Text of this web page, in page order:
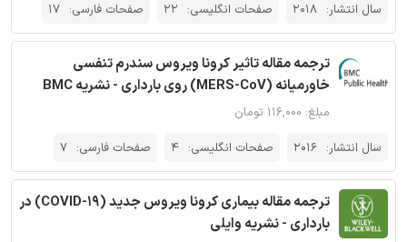
سال انتشار: 2018 صفحات انگلیسی: 22 صفحات فارسی: 17
ترجمه مقاله تاثیر کرونا ویروس سندرم تنفسی
خاورمیانه (MERS-CoV) روی بارداری - نشریه BMC
مبلغ: ۱۱۶,۰۰۰ تومان
سال انتشار: 2016 صفحات انگلیسی: 4 صفحات فارسی: 7
ترجمه مقاله بیماری کرونا ویروس جدید (COVID-19) در
بارداری - نشریه وایلی